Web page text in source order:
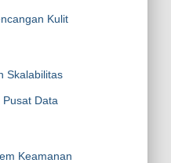
Kulit
Skalabilitas
Data
Keamanan